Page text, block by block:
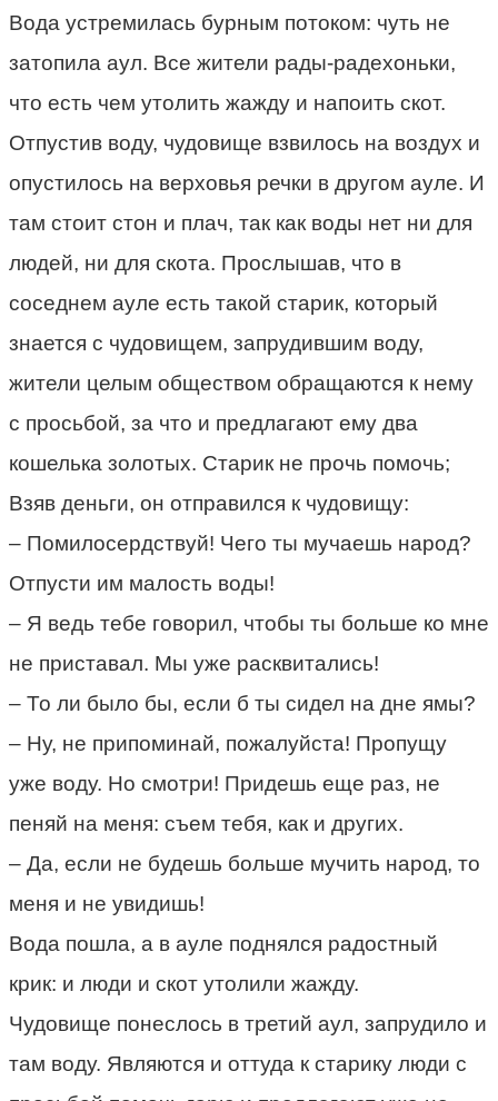
Вода устремилась бурным потоком: чуть не
затопила аул. Все жители рады-радехоньки,
что есть чем утолить жажду и напоить скот.
Отпустив воду, чудовище взвилось на воздух и
опустилось на верховья речки в другом ауле. И
там стоит стон и плач, так как воды нет ни для
людей, ни для скота. Прослышав, что в
соседнем ауле есть такой старик, который
знается с чудовищем, запрудившим воду,
жители целым обществом обращаются к нему
с просьбой, за что и предлагают ему два
кошелька золотых. Старик не прочь помочь;
Взяв деньги, он отправился к чудовищу:
– Помилосердствуй! Чего ты мучаешь народ?
Отпусти им малость воды!
– Я ведь тебе говорил, чтобы ты больше ко мне
не приставал. Мы уже расквитались!
– То ли было бы, если б ты сидел на дне ямы?
– Ну, не припоминай, пожалуйста! Пропущу
уже воду. Но смотри! Придешь еще раз, не
пеняй на меня: съем тебя, как и других.
– Да, если не будешь больше мучить народ, то
меня и не увидишь!
Вода пошла, а в ауле поднялся радостный
крик: и люди и скот утолили жажду.
Чудовище понеслось в третий аул, запрудило и
там воду. Являются и оттуда к старику люди с